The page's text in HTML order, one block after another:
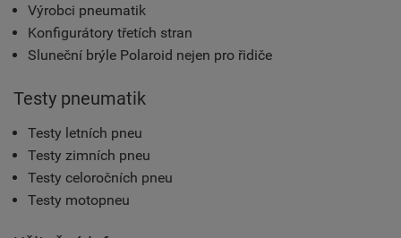
Výrobci pneumatik
Konfigurátory třetích stran
Sluneční brýle Polaroid nejen pro řidiče
Testy pneumatik
Testy letních pneu
Testy zimních pneu
Testy celoročních pneu
Testy motopneu